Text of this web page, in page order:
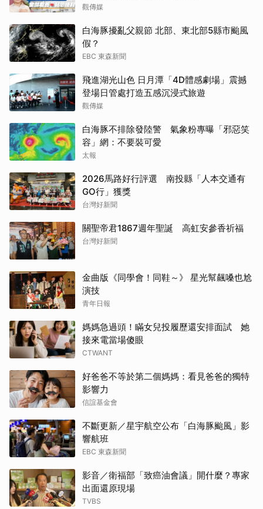
觀傳媒
白海豚擾亂父親節 北部、東北部5縣市颱風
假？
EBC 東森新聞
飛進湖光山色 日月潭「4D體感劇場」震撼
登場日管處打造五感沉浸式旅遊
觀傳媒
白海豚不排除發陸警 氣象粉專曝「邪惡笑
容」網：不要裝可愛
太報
2026馬路好行評選 南投縣「人本交通有
GO行」獲獎
台灣好新聞
關聖帝君1867週年聖誕 高虹安參香祈福
台灣好新聞
金曲版《同學會！同鞋～》 星光幫飆嗓也尬
演技
青年日報
媽媽急過頭！瞞女兒投履歷還安排面試 她
接來電當場傻眼
CTWANT
好爸爸不等於第二個媽媽：看見爸爸的獨特
影響力
信誼基金會
不斷更新／星宇航空公布「白海豚颱風」影
響航班
EBC 東森新聞
影音／衛福部「致癌油會議」開什麼？專家
出面還原現場
TVBS